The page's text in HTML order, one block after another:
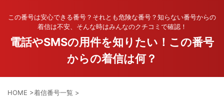
この番号は安心できる番号？それとも危険な番号？知らない番号からの
着信は不安、そんな時はみんなのクチコミで確認！
電話やSMSの用件を知りたい！この番号
からの着信は何？
HOME >着信番号一覧 >